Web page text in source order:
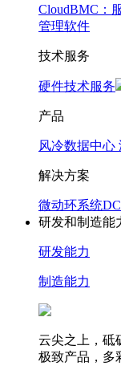
CloudBMC：
管理软件
技术服务
硬件技术服务
产品
风冷数据中心
解决方案
微动环系统
研发和制造能
研发能力
制造能力
云尖之上，砥
极致产品，多